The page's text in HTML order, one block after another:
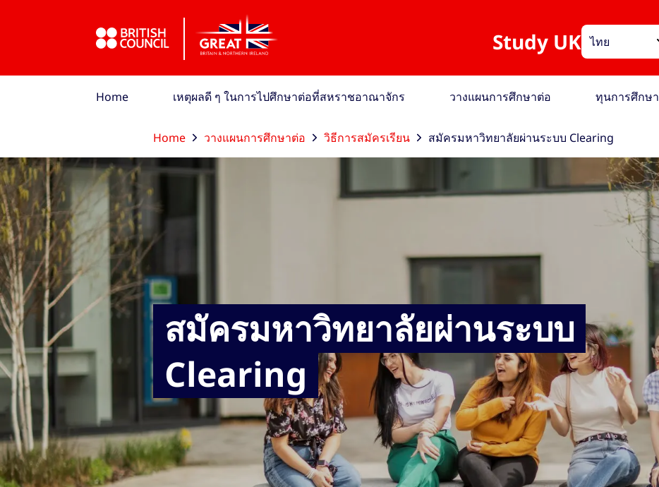
Study UK ไทย
Home เหตุผลดี ๆ ในการไปศึกษาต่อที่สหราชอาณาจักร วางแผนการศึกษาต่อ ทุนการศึกษา
Home วางแผนการศึกษาต่อ วิธีการสมัครเรียน สมัครมหาวิทยาลัยผ่านระบบ Clearing
สมัครมหาวิทยาลัยผ่านระบบ
Clearing